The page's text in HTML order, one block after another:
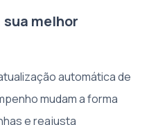
melhor
automática de
mudam a forma
e reajusta